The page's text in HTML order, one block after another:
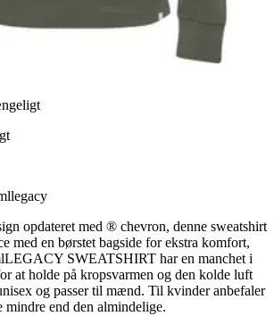
opdateret med ® chevron, denne sweatshirt
med en børstet bagside for ekstra komfort,
SWEATSHIRT har en manchet i
at holde på kropsvarmen og den kolde luft
og passer til mænd. Til kvinder anbefaler
end den almindelige.